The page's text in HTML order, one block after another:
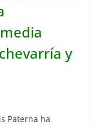
y
Paterna ha